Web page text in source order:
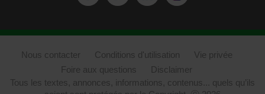
Nous contacter Conditions d'utilisation
Vie privée
Foire aux questions
Disclaimer
Tous les textes, annonces, informations, contenus... quels qu’ils